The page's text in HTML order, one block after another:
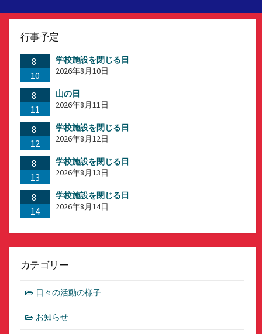
行事予定
8
10
学校施設を閉じる日
2026年8月10日
8
11
山の日
2026年8月11日
8
12
学校施設を閉じる日
2026年8月12日
8
13
学校施設を閉じる日
2026年8月13日
8
14
学校施設を閉じる日
2026年8月14日
カテゴリー
日々の活動の様子
お知らせ